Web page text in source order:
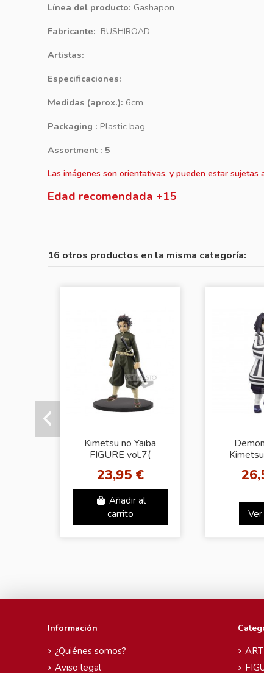
Línea del producto: Gashapon
Fabricante: BUSHIROAD
Artistas:
Especificaciones:
Medidas (aprox.): 6cm
Packaging : Plastic bag
Assortment : 5
Las imágenes son orientativas, y pueden estar sujetas
Edad recomendada +15
16 otros productos en la misma categoría:
Kimetsu no Yaiba
FIGURE vol.7(
23,95 €
Añadir al
carrito
Información
¿Quiénes somos?
Aviso legal